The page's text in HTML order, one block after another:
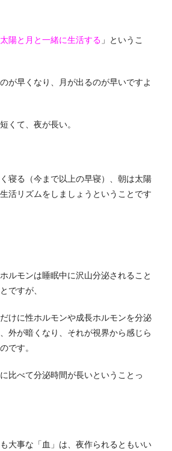
太陽と月と一緒に生活する 」というこ
が早くなり、月が出るのが早いですよ
くて、夜が長い。
寝る（今まで以上の早寝）、朝は太陽
活リズムをしましょうということです
ルモンは睡眠中に沢山分泌されること
ですが、
けに性ホルモンや成長ホルモンを分泌
外が暗くなり、それが視界から感じら
です。
比べて分泌時間が長いということっ
大事な「血」は、夜作られるともいい